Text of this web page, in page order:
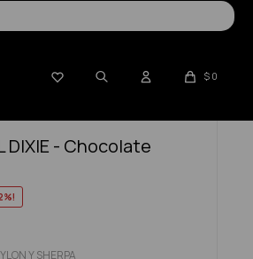
 $ 0
DIXIE - Chocolate
Y SHERPA